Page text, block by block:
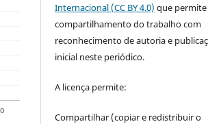
Internacional (CC BY 4.0) que
compartilhamento do trabalho com
reconhecimento de autoria e
inicial neste periódico.
A licença permite:
Compartilhar (copiar e redistribuir o